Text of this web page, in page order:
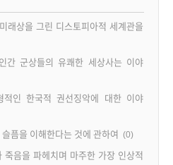
래상을 그린 디스토피아적 세계관을
간 군상들의 유쾌한 세상사는 이야
적인 한국적 권선징악에 대한 이야
픔을 이해한다는 것에 관하여 (0)
음을 파헤치며 마주한 가장 인상적